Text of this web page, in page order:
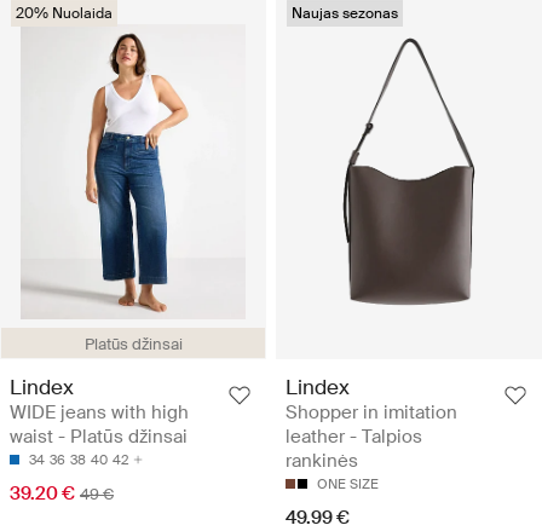
Platūs džinsai
20% Nuolaida
Lindex
WIDE jeans with high
waist - Platūs džinsai
34 36 38 40 42
39.20 € 49 €
Naujas sezonas
Lindex
Shopper in imitation
leather - Talpios
rankinės
ONE SIZE
49.99 €